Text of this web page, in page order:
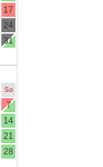
17
24
31
So
7
14
21
28